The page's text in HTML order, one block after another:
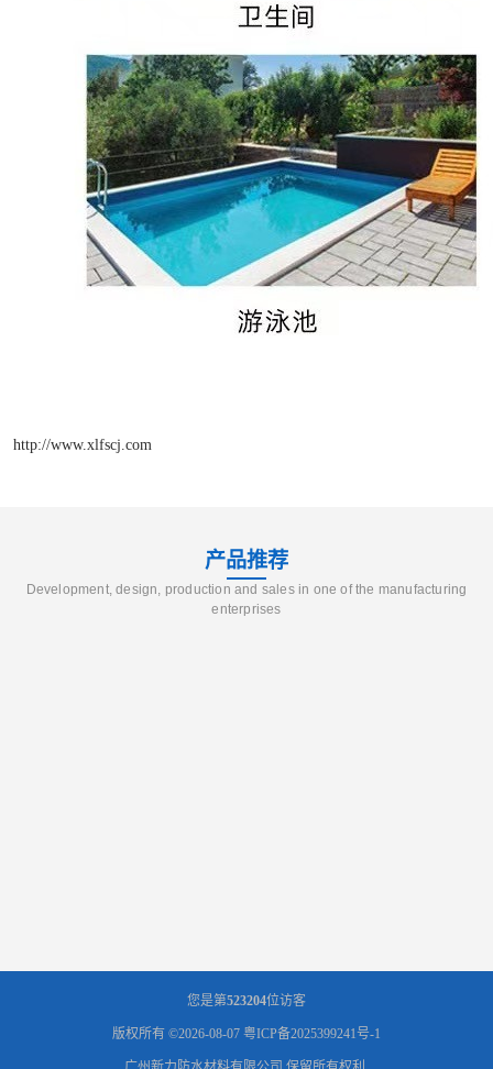
http://www.xlfscj.com
产品推荐
Development, design, production and sales in one of the manufacturing
enterprises
您是第523204位访客
版权所有 ©2026-08-07 粤ICP备2025399241号-1